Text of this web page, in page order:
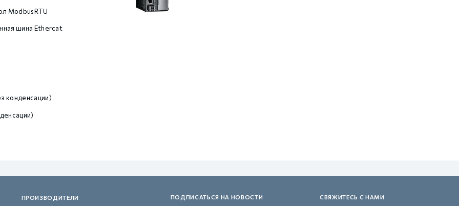
ModbusRTU
шина Ethercat
конденсации)
ПРОИЗВОДИТЕЛИ
ПОДПИСАТЬСЯ НА НОВОСТИ СВЯЖИТЕСЬ С НАМИ